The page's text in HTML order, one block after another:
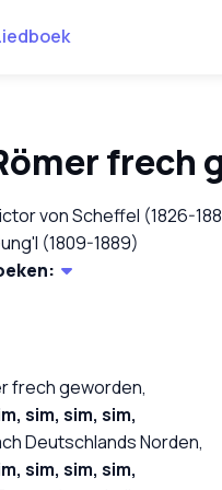
frech
von Scheffel (1826-
(1809-1889)
frech geworden,
sim, sim, sim,
Deutschlands Norden,
sim, sim, sim,